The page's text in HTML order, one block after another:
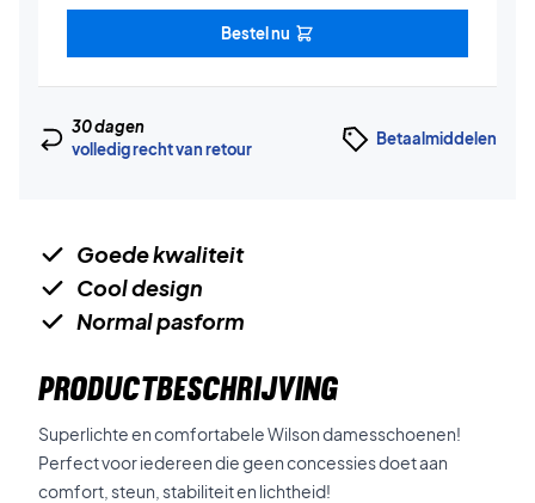
Bestel nu
30 dagen
volledig recht van retour
Betaalmiddelen
Goede kwaliteit
Cool design
Normal pasform
PRODUCTBESCHRIJVING
Superlichte en comfortabele Wilson damesschoenen!
Perfect voor iedereen die geen concessies doet aan
comfort, steun, stabiliteit en lichtheid!